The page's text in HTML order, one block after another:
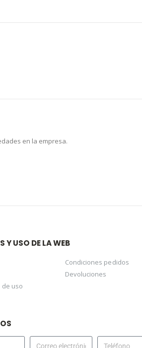
en la empresa.
Y USO DE LA WEB
de uso
Condiciones pedidos
Devoluciones